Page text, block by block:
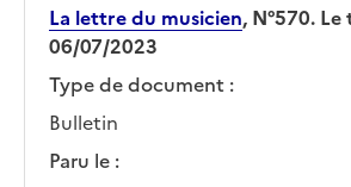
La lettre du musicien, N°570.
06/07/2023
Type de document :
Bulletin
Paru le :